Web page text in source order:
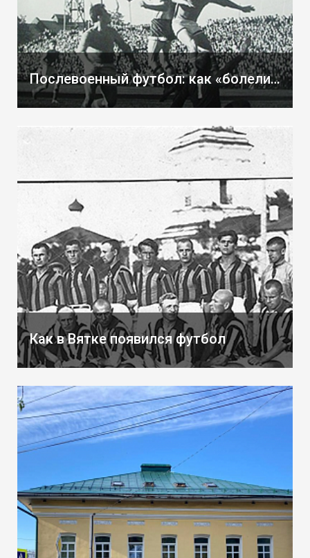
Послевоенный футбол: как «болели» в Кирове
Как в Вятке появился футбол